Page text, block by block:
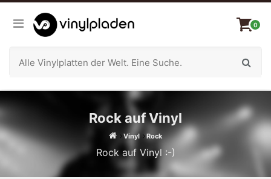
0
Rock auf Vinyl
Vinyl Rock
Rock auf Vinyl :-)